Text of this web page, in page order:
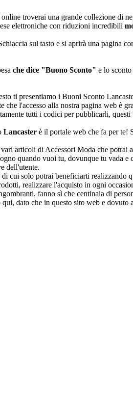
troverai una grande collezione di
elettroniche con riduzioni incredibili
sul tasto e si aprirà una pagina
che dice "Buono Sconto" e lo
ti presentiamo i Buoni Sconto
l'accesso alla nostra pagina web è
tutti i codici per pubblicarli, questi
Lancaster è il portale web che fa per te!
articoli di Accessori Moda che potrai
quando vuoi tu, dovunque tu vada e
dell'utente.
cui solo potrai beneficiarti realizzando
realizzare l'acquisto in ogni
fanno sì che centinaia di
dato che in questo sito web e